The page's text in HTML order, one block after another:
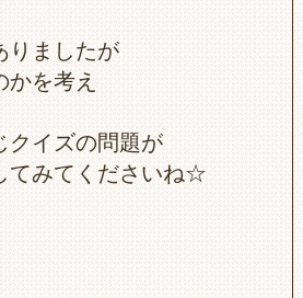
りましたが
かを考え
クイズの問題が
てみてくださいね☆